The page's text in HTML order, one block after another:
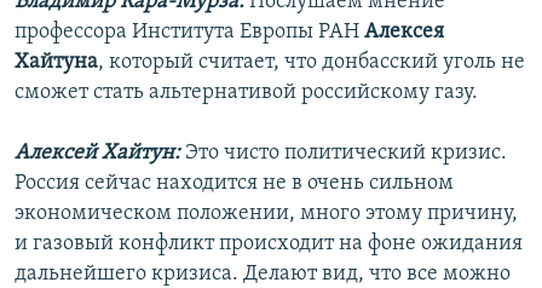
профессора Института Европы РАН Алексея
Хайтуна, который считает, что донбасский уголь не
сможет стать альтернативой российскому газу.
Алексей Хайтун: Это чисто политический кризис.
Россия сейчас находится не в очень сильном
экономическом положении, много этому причину,
и газовый конфликт происходит на фоне ожидания
дальнейшего кризиса. Делают вид, что все можно